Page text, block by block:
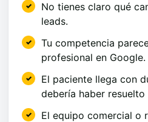
No tienes claro qué
leads.
Tu competencia
profesional en Google.
El paciente llega con
debería haber resuelto
El equipo comercial o